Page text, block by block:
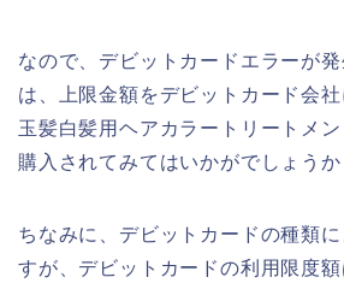
なので、デビットカードエラーが
は、上限金額をデビットカード会
玉髪白髪用ヘアカラートリートメ
購入されてみてはいかがでしょうか
ちなみに、デビットカードの種類
すが、デビットカードの利用限度